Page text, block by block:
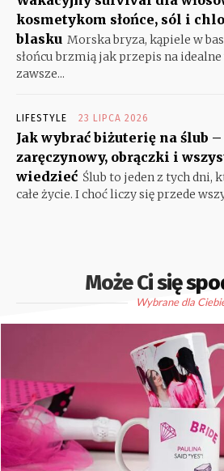
kosmetykom słońce, sól i
blasku Morska bryza, kąpiele w
słońcu brzmią jak przepis na
zawsze...
LIFESTYLE 23 LIPCA 2026
Jak wybrać biżuterię na ślub
zaręczynowy, obrączki i
wiedzieć Ślub to jeden z tych dni,
całe życie. I choć liczy się przede
Może Ci się
Wybrane dla